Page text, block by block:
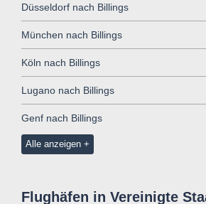
Düsseldorf nach Billings
München nach Billings
Köln nach Billings
Lugano nach Billings
Genf nach Billings
Alle anzeigen
Flughäfen in Vereinigte